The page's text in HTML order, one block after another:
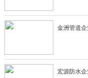
金洲管道
宏源防水